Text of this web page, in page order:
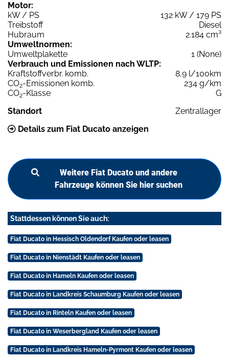
Motor:
kW / PS
132 kW / 179 PS
Treibstoff
Diesel
Hubraum
2.184 cm³
Umweltnormen:
Umweltplakette
1 (None)
Verbrauch und Emissionen nach WLTP:
Kraftstoffverbr. komb.
8,9 l/100km
CO2-Emissionen komb.
234 g/km
CO2-Klasse
G
Standort
Zentrallager
Details zum Fiat Ducato anzeigen
Weitere Fiat Ducato und andere
Fahrzeuge können Sie hier suchen
Stattdessen können Sie auch:
Fiat Ducato in Hessisch Oldendorf Kaufen oder leasen
Fiat Ducato in Nienstädt Kaufen oder leasen
Fiat Ducato in Hameln Kaufen oder leasen
Fiat Ducato in Landkreis Schaumburg Kaufen oder leasen
Fiat Ducato in Rinteln Kaufen oder leasen
Fiat Ducato in Weserbergland Kaufen oder leasen
Fiat Ducato in Landkreis Hameln-Pyrmont Kaufen oder leasen